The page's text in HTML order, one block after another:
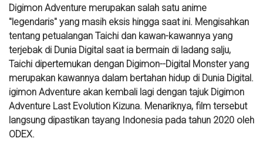
Digimon Adventure merupakan salah satu anime
"legendaris" yang masih eksis hingga saat ini. Mengisahkan
tentang petualangan Taichi dan kawan-kawannya yang
terjebak di Dunia Digital saat ia bermain di ladang salju,
Taichi dipertemukan dengan Digimon--Digital Monster yang
merupakan kawannya dalam bertahan hidup di Dunia Digital.
igimon Adventure akan kembali lagi dengan tajuk Digimon
Adventure Last Evolution Kizuna. Menariknya, film tersebut
langsung dipastikan tayang Indonesia pada tahun 2020 oleh
ODEX.